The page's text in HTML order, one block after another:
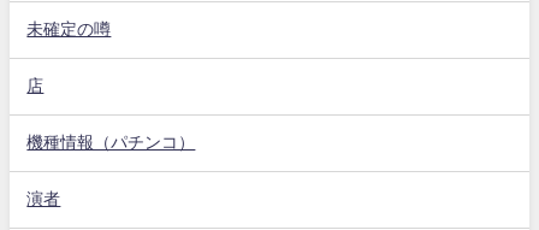
未確定の噂
店
機種情報（パチンコ）
演者